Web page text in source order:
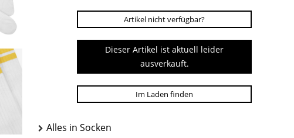
Artikel nicht verfügbar?
Dieser Artikel ist aktuell leider
ausverkauft.
Im Laden finden
Alles in Socken